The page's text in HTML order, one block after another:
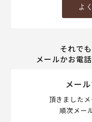
よ
それで
メールかお電
メー
頂きました
順次メー